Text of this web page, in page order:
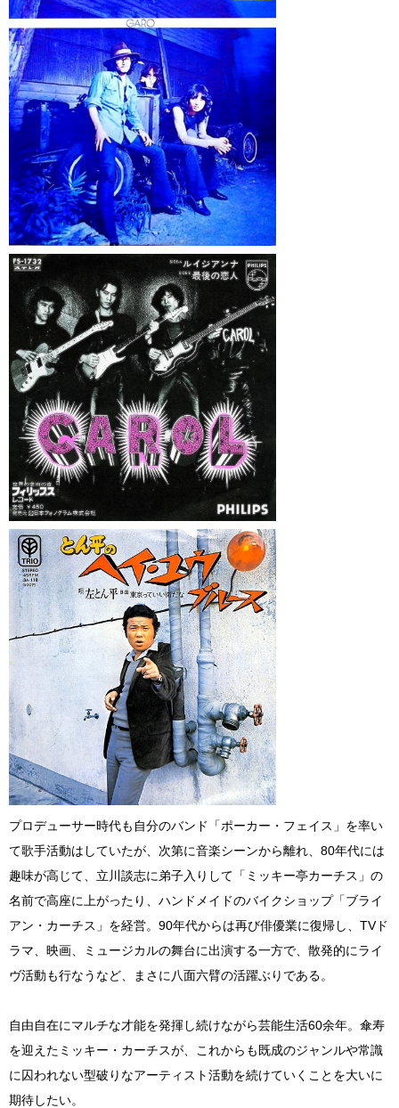
プロデューサー時代も自分のバンド「ポーカー・フェイス」を率い
て歌手活動はしていたが、次第に音楽シーンから離れ、80年代には
趣味が高じて、立川談志に弟子入りして「ミッキー亭カーチス」の
名前で高座に上がったり、ハンドメイドのバイクショップ「ブライ
アン・カーチス」を経営。90年代からは再び俳優業に復帰し、TVド
ラマ、映画、ミュージカルの舞台に出演する一方で、散発的にライ
ヴ活動も行なうなど、まさに八面六臂の活躍ぶりである。
自由自在にマルチな才能を発揮し続けながら芸能生活60余年。傘寿
を迎えたミッキー・カーチスが、これからも既成のジャンルや常識
に囚われない型破りなアーティスト活動を続けていくことを大いに
期待したい。